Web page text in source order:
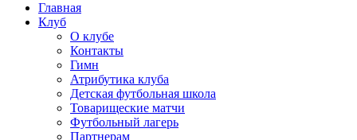
Главная
Клуб
О клубе
Контакты
Гимн
Атрибутика клуба
Детская футбольная школа
Товарищеские матчи
Футбольный лагерь
Партнерам